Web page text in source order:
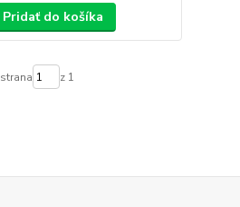
Pridať do košíka
strana z 1